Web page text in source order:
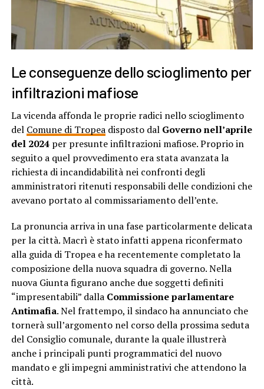
Le conseguenze dello scioglimento per
infiltrazioni mafiose
La vicenda affonda le proprie radici nello scioglimento
del Comune di Tropeadisposto dal Governo nell’aprile
del 2024per presunte infiltrazioni mafiose. Proprio in
seguito a quel provvedimento era stata avanzata la
richiesta di incandidabilità nei confronti degli
amministratori ritenuti responsabili delle condizioni che
avevano portato al commissariamento dell’ente.
La pronuncia arriva in una fase particolarmente delicata
per la città. Macrì è stato infatti appena riconfermato
alla guida di Tropea e ha recentemente completato la
composizione della nuova squadra di governo. Nella
nuova Giunta figurano anche due soggetti definiti
“impresentabili” dalla Commissione parlamentare
Antimafia. Nel frattempo, il sindaco ha annunciato che
tornerà sull’argomento nel corso della prossima seduta
del Consiglio comunale, durante la quale illustrerà
anche i principali punti programmatici del nuovo
mandato e gli impegni amministrativi che attendono la
città.